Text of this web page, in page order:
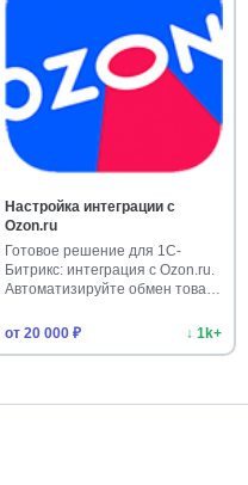
Настройка интеграции с
Ozon.ru
Готовое решение для 1С-
Битрикс: интеграция с Ozon.ru.
Автоматизируйте обмен това…
от 20 000 ₽ ↓ 1k+